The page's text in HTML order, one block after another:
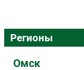
Регионы
Омск